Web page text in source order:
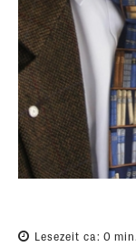
Lesezeit ca: 0 min.